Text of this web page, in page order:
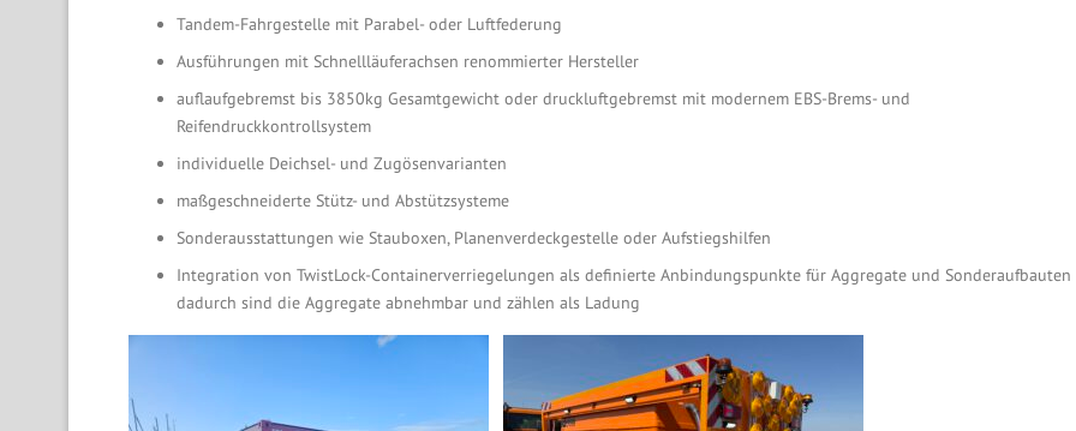
Tandem-Fahrgestelle mit Parabel- oder Luftfederung
Ausführungen mit Schnellläuferachsen renommierter Hersteller
auflaufgebremst bis 3850kg Gesamtgewicht oder druckluftgebremst mit modernem EBS-Brems- und
Reifendruckkontrollsystem
individuelle Deichsel- und Zugösenvarianten
maßgeschneiderte Stütz- und Abstützsysteme
Sonderausstattungen wie Stauboxen, Planenverdeckgestelle oder Aufstiegshilfen
Integration von TwistLock-Containerverriegelungen als definierte Anbindungspunkte für Aggregate und Sonderaufbauten
dadurch sind die Aggregate abnehmbar und zählen als Ladung